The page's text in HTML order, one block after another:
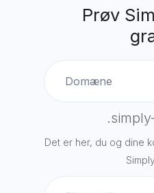
Prøv
Det er her, du og dine